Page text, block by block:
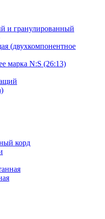
и гранулированный
(двухкомпонентное
марка N:S (26:13)
корд